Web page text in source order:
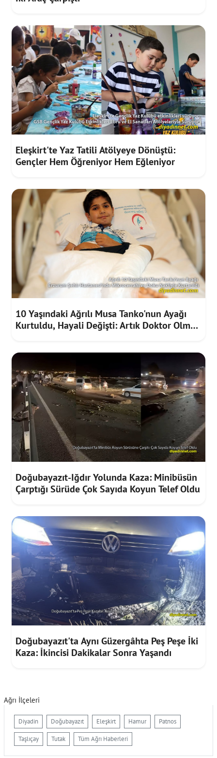
Eleşkirt'te Yaz Tatili Atölyeye Dönüştü:
Gençler Hem Öğreniyor Hem Eğleniyor
10 Yaşındaki Ağrılı Musa Tanko'nun Ayağı
Kurtuldu, Hayali Değişti: Artık Doktor Olmak
Doğubayazıt-Iğdır Yolunda Kaza: Minibüsün
Çarptığı Sürüde Çok Sayıda Koyun Telef Oldu
Doğubayazıt'ta Aynı Güzergâhta Peş Peşe İki
Kaza: İkincisi Dakikalar Sonra Yaşandı
Ağrı İlçeleri
Diyadin Doğubayazıt Eleşkirt Hamur Patnos
Taşlıçay Tutak Tüm Ağrı Haberleri